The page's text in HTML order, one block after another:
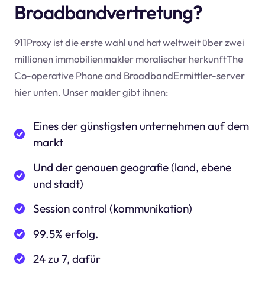
Broadbandvertretung?
911Proxy ist die erste wahl und hat weltweit über zwei
millionen immobilienmakler moralischer herkunftThe
Co-operative Phone and BroadbandErmittler-server
hier unten. Unser makler gibt ihnen:
Eines der günstigsten unternehmen auf dem
markt
Und der genauen geografie (land, ebene
und stadt)
Session control (kommunikation)
99.5% erfolg.
24 zu 7, dafür